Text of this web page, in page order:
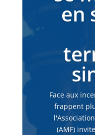
en
Face aux
frappent
(AMF)